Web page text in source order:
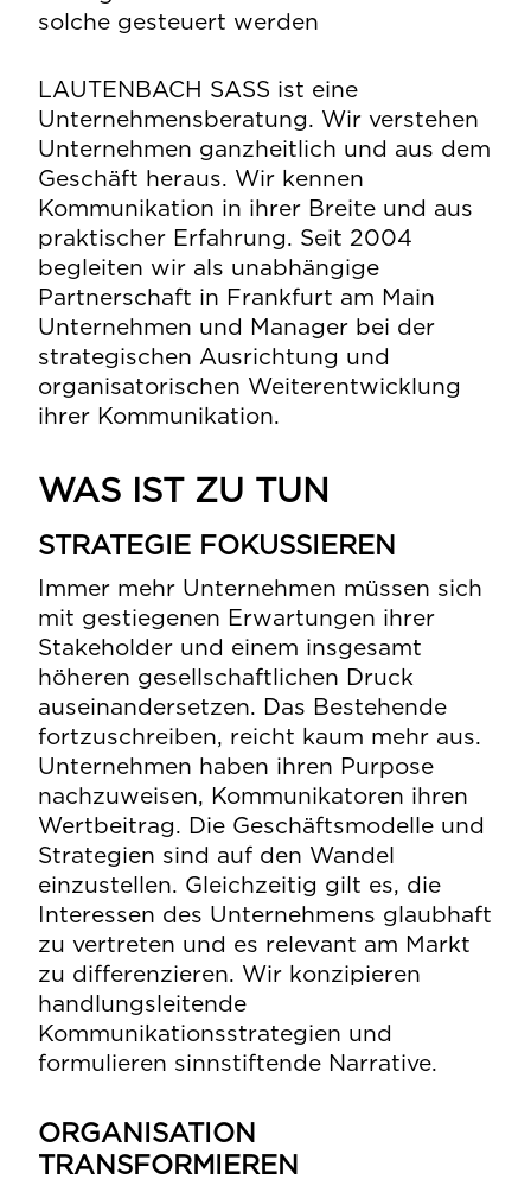
solche gesteuert werden
LAUTENBACH SASS ist eine
Unternehmensberatung. Wir verstehen
Unternehmen ganzheitlich und aus dem
Geschäft heraus. Wir kennen
Kommunikation in ihrer Breite und aus
praktischer Erfahrung. Seit 2004
begleiten wir als unabhängige
Partnerschaft in Frankfurt am Main
Unternehmen und Manager bei der
strategischen Ausrichtung und
organisatorischen Weiterentwicklung
ihrer Kommunikation.
WAS IST ZU TUN
STRATEGIE FOKUSSIEREN
Immer mehr Unternehmen müssen sich
mit gestiegenen Erwartungen ihrer
Stakeholder und einem insgesamt
höheren gesellschaftlichen Druck
auseinandersetzen. Das Bestehende
fortzuschreiben, reicht kaum mehr aus.
Unternehmen haben ihren Purpose
nachzuweisen, Kommunikatoren ihren
Wertbeitrag. Die Geschäftsmodelle und
Strategien sind auf den Wandel
einzustellen. Gleichzeitig gilt es, die
Interessen des Unternehmens glaubhaft
zu vertreten und es relevant am Markt
zu differenzieren. Wir konzipieren
handlungsleitende
Kommunikationsstrategien und
formulieren sinnstiftende Narrative.
ORGANISATION
TRANSFORMIEREN